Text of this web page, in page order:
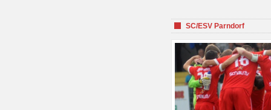
SC/ESV Parndorf